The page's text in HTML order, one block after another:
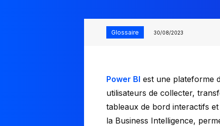
Glossaire 30/08/2023
Power BI est une plateforme
utilisateurs de collecter,
tableaux de bord interactifs
la Business Intelligence,